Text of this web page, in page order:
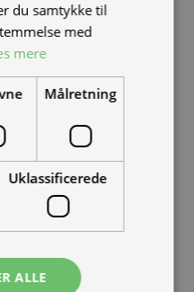
)
du samtykke til
med
mere
Målretning
Uklassificerede
ALLE